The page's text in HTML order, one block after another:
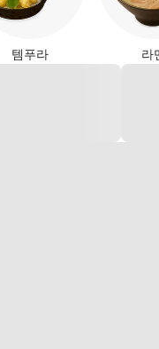
템푸라 라